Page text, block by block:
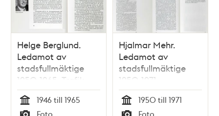
och
Helge Berglund.
Ledamot av
stadsfullmäktige
1950-1965. Trafik-
och
stadsbyggnadsborgarråd
Tid
1946 till 1965
Foto
Hjalmar Mehr.
Ledamot av
stadsfullmäktige
1950-1971.
Borgarråd 1948-1971
Tid
1950 till 1971
Foto